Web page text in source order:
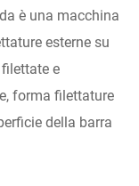
è una macchina
esterne su
e
forma filettature
della barra